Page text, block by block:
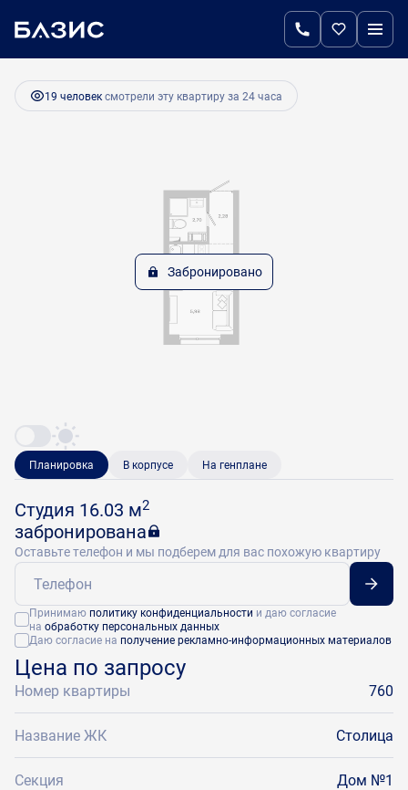
Студия16.03 м Цена по запросу
19 человексмотрели эту квартиру за 24 часа
Забронировано
Планировка В корпусе На генплане
Студия 16.03 м2
забронирована
Оставьте телефон и мы подберем для вас похожую квартиру
Принимаю политику конфиденциальности и даю согласие
на обработку персональных данных
Даю согласие на получение рекламно-информационных материалов
Цена по запросу
Номер квартиры 760
Название ЖК Столица
Секция Дом №1